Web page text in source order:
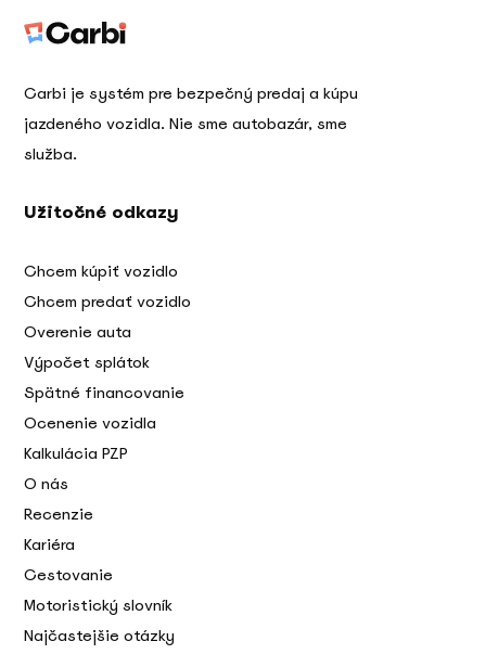
Carbi je systém pre bezpečný predaj a kúpu
jazdeného vozidla. Nie sme autobazár, sme
služba.
Užitočné odkazy
Chcem kúpiť vozidlo
Chcem predať vozidlo
Overenie auta
Výpočet splátok
Spätné financovanie
Ocenenie vozidla
Kalkulácia PZP
O nás
Recenzie
Kariéra
Cestovanie
Motoristický slovník
Najčastejšie otázky